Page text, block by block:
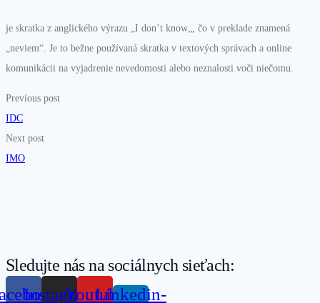
je skratka z anglického výrazu „I don’t know„, čo v preklade znamená
„neviem“. Je to bežne používaná skratka v textových správach a online
komunikácii na vyjadrenie nevedomosti alebo neznalosti voči niečomu.
Previous post
IDC
Next post
IMO
Sledujte nás na sociálnych sieťach:
InstagramYoutubeLinkedin-